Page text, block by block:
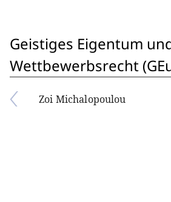
Geistiges Eigentum
Wettbewerbsrecht
Zoi Michalopoulou